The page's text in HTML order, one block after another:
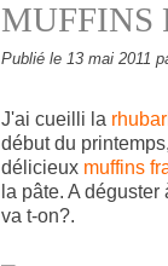
MUFFINS
Publié le 13 mai 2011
J'ai cueilli la
début du
délicieux muffins
la pâte. A
va t-on?.